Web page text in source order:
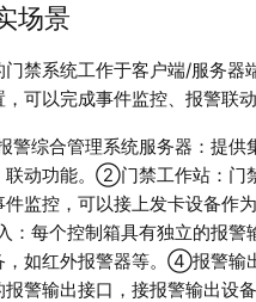
场景
门禁系统工作于客户端/服务器
可以完成事件监控、报警联动
综合管理系统服务器：提供
联动功能。②门禁工作站：门
监控，可以接上发卡设备作为
每个控制箱具有独立的报警
，如红外报警器等。④报警输
报警输出接口，接报警输出设